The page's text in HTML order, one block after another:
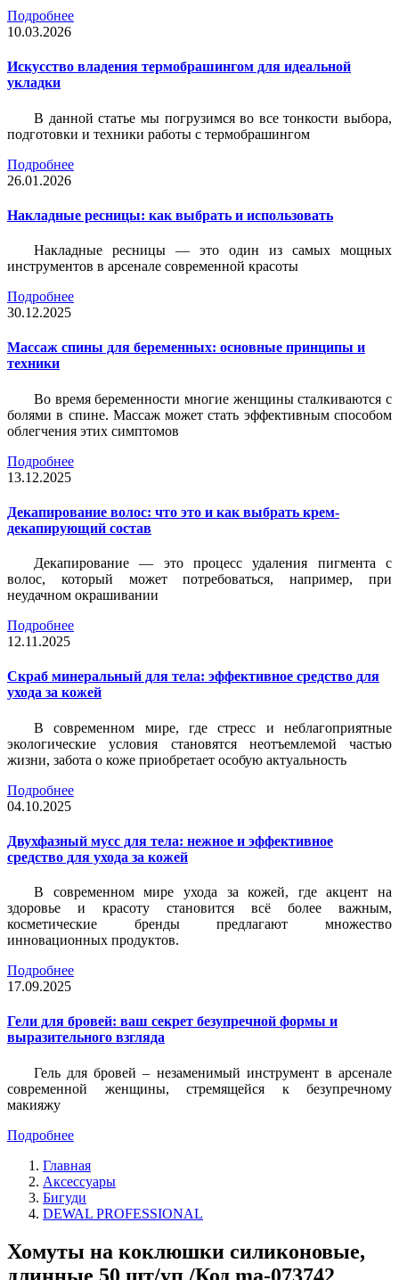
Подробнее
10.03.2026
Искусство владения термобрашингом для идеальной
укладки
В данной статье мы погрузимся во все тонкости выбора,
подготовки и техники работы с термобрашингом
Подробнее
26.01.2026
Накладные ресницы: как выбрать и использовать
Накладные ресницы — это один из самых мощных
инструментов в арсенале современной красоты
Подробнее
30.12.2025
Массаж спины для беременных: основные принципы и
техники
Во время беременности многие женщины сталкиваются с
болями в спине. Массаж может стать эффективным способом
облегчения этих симптомов
Подробнее
13.12.2025
Декапирование волос: что это и как выбрать крем-
декапирующий состав
Декапирование — это процесс удаления пигмента с
волос, который может потребоваться, например, при
неудачном окрашивании
Подробнее
12.11.2025
Скраб минеральный для тела: эффективное средство для
ухода за кожей
В современном мире, где стресс и неблагоприятные
экологические условия становятся неотъемлемой частью
жизни, забота о коже приобретает особую актуальность
Подробнее
04.10.2025
Двухфазный мусс для тела: нежное и эффективное
средство для ухода за кожей
В современном мире ухода за кожей, где акцент на
здоровье и красоту становится всё более важным,
косметические бренды предлагают множество
инновационных продуктов.
Подробнее
17.09.2025
Гели для бровей: ваш секрет безупречной формы и
выразительного взгляда
Гель для бровей – незаменимый инструмент в арсенале
современной женщины, стремящейся к безупречному
макияжу
Подробнее
Главная
Аксессуары
Бигуди
DEWAL PROFESSIONAL
Хомуты на коклюшки силиконовые,
длинные 50 шт/уп /Код ma-073742